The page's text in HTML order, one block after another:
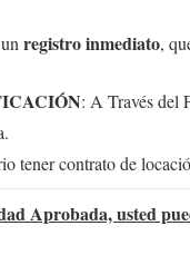
registro inmediato,
: A Través del
tener contrato de
Aprobada, usted